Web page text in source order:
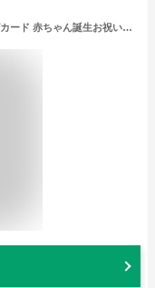
ホールマーク スヌーピー グリーティングカード 赤ちゃん誕生お祝い メリー 849641